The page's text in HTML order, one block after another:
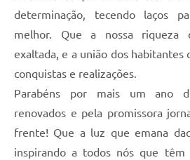
determinação, tecendo laços
melhor. Que a nossa riqueza
exaltada, e a união dos habitantes
conquistas e realizações.
Parabéns por mais um ano
renovados e pela promissora
frente! Que a luz que emana
inspirando a todos nós que